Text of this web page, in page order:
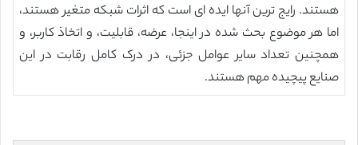
هستند. رایج ترین آنها ایده ای است که اثرات شبکه متغیر هستند،
اما هر موضوع بحث شده در اینجا، عرضه، قابلیت، و اتخاذ کاربر، و
همچنین تعداد سایر عوامل جزئی، در درک کامل رقابت در این
صنایع پیچیده مهم هستند.